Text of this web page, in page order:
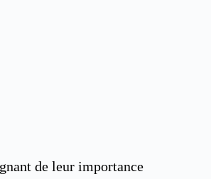
de leur importance